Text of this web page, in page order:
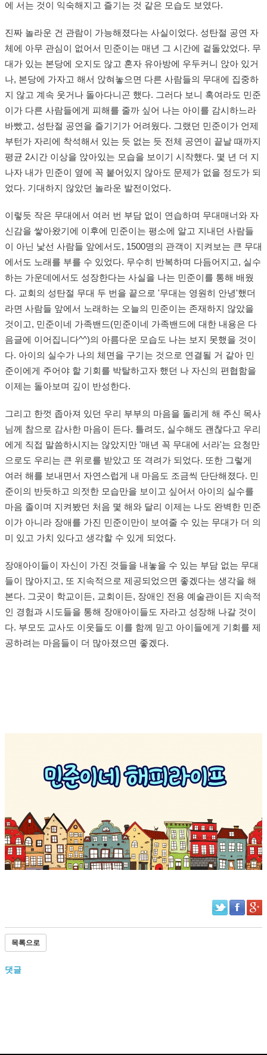
에 서는 것이 익숙해지고 즐기는 것 같은 모습도 보였다.
진짜 놀라운 건 관람이 가능해졌다는 사실이었다. 성탄절 공연 자
체에 아무 관심이 없어서 민준이는 매년 그 시간에 겉돌았었다. 무
대가 있는 본당에 오지도 않고 혼자 유아방에 우두커니 앉아 있거
나, 본당에 가자고 해서 앉혀놓으면 다른 사람들의 무대에 집중하
지 않고 계속 웃거나 돌아다니곤 했다. 그러다 보니 혹여라도 민준
이가 다른 사람들에게 피해를 줄까 싶어 나는 아이를 감시하느라
바빴고, 성탄절 공연을 즐기기가 어려웠다. 그랬던 민준이가 언제
부턴가 자리에 착석해서 있는 듯 없는 듯 전체 공연이 끝날 때까지
평균 2시간 이상을 앉아있는 모습을 보이기 시작했다. 몇 년 더 지
나자 내가 민준이 옆에 꼭 붙어있지 않아도 문제가 없을 정도가 되
었다. 기대하지 않았던 놀라운 발전이었다.
이렇듯 작은 무대에서 여러 번 부담 없이 연습하며 무대매너와 자
신감을 쌓아왔기에 이후에 민준이는 평소에 알고 지내던 사람들
이 아닌 낯선 사람들 앞에서도, 1500명의 관객이 지켜보는 큰 무대
에서도 노래를 부를 수 있었다. 무수히 반복하며 다듬어지고, 실수
하는 가운데에서도 성장한다는 사실을 나는 민준이를 통해 배웠
다. 교회의 성탄절 무대 두 번을 끝으로 '무대는 영원히 안녕'했더
라면 사람들 앞에서 노래하는 오늘의 민준이는 존재하지 않았을
것이고, 민준이네 가족밴드(민준이네 가족밴드에 대한 내용은 다
음글에 이어집니다^^)의 아름다운 모습도 나는 보지 못했을 것이
다. 아이의 실수가 나의 체면을 구기는 것으로 연결될 거 같아 민
준이에게 주어야 할 기회를 박탈하고자 했던 나 자신의 편협함을
이제는 돌아보며 깊이 반성한다.
그리고 한껏 좁아져 있던 우리 부부의 마음을 돌리게 해 주신 목사
님께 참으로 감사한 마음이 든다. 틀려도, 실수해도 괜찮다고 우리
에게 직접 말씀하시지는 않았지만 '매년 꼭 무대에 서라'는 요청만
으로도 우리는 큰 위로를 받았고 또 격려가 되었다. 또한 그렇게
여러 해를 보내면서 자연스럽게 내 마음도 조금씩 단단해졌다. 민
준이의 반듯하고 의젓한 모습만을 보이고 싶어서 아이의 실수를
마음 졸이며 지켜봤던 처음 몇 해와 달리 이제는 나도 완벽한 민준
이가 아니라 장애를 가진 민준이만이 보여줄 수 있는 무대가 더 의
미 있고 가치 있다고 생각할 수 있게 되었다.
장애아이들이 자신이 가진 것들을 내놓을 수 있는 부담 없는 무대
들이 많아지고, 또 지속적으로 제공되었으면 좋겠다는 생각을 해
본다. 그곳이 학교이든, 교회이든, 장애인 전용 예술관이든 지속적
인 경험과 시도들을 통해 장애아이들도 자라고 성장해 나갈 것이
다. 부모도 교사도 이웃들도 이를 함께 믿고 아이들에게 기회를 제
공하려는 마음들이 더 많아졌으면 좋겠다.
목록으로
댓글